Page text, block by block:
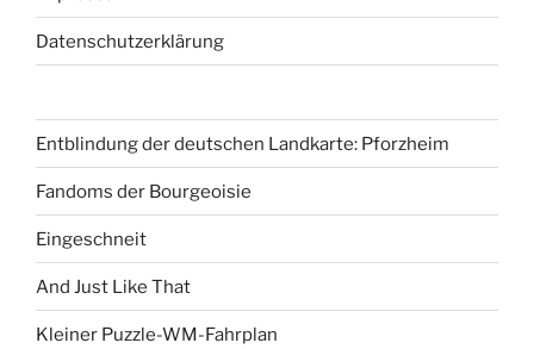
Datenschutzerklärung
Entblindung der deutschen Landkarte: Pforzheim
Fandoms der Bourgeoisie
Eingeschneit
And Just Like That
Kleiner Puzzle-WM-Fahrplan